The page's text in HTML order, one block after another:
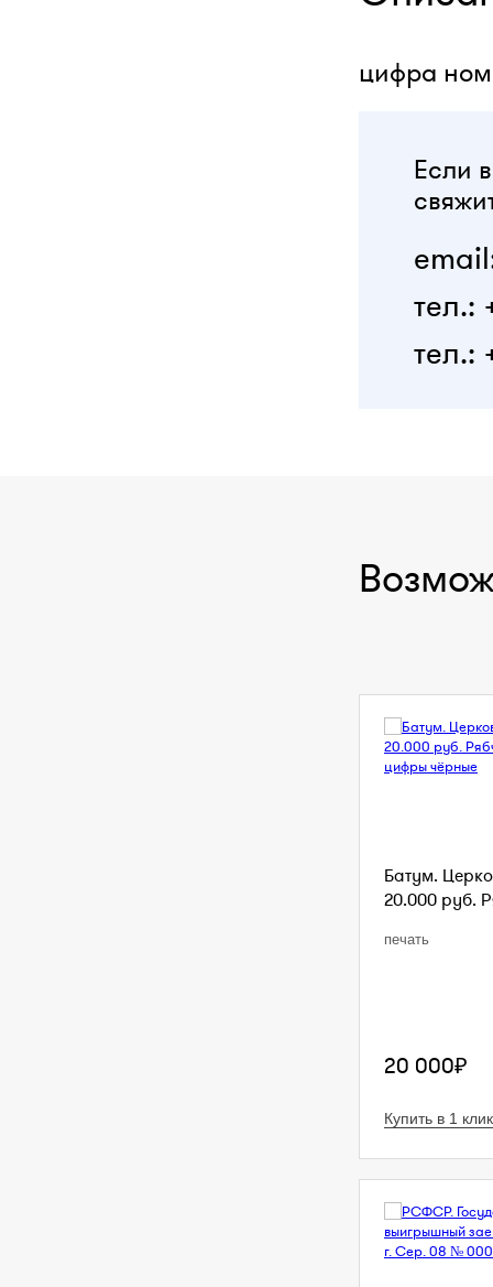
цифра
Если
тел.:
тел.:
Батум.
20.000 руб.
печать
20 000₽
Купить в 1 клик